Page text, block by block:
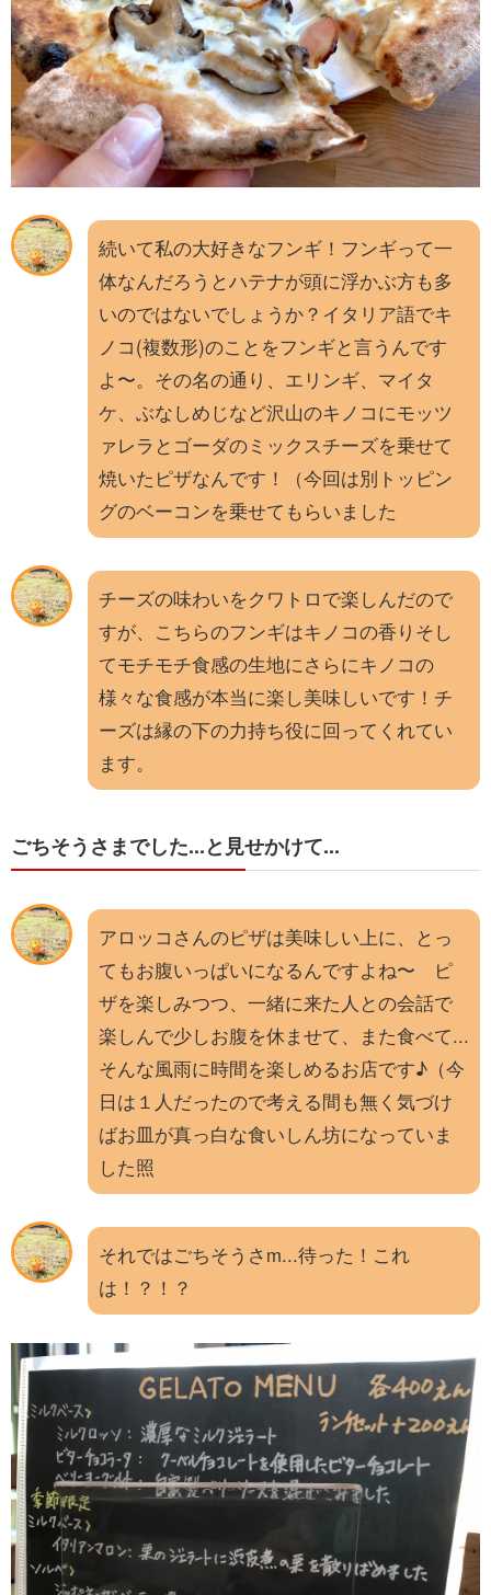
続いて私の大好きなフンギ！フンギって一
体なんだろうとハテナが頭に浮かぶ方も多
いのではないでしょうか？イタリア語でキ
ノコ(複数形)のことをフンギと言うんです
よ〜。その名の通り、エリンギ、マイタ
ケ、ぶなしめじなど沢山のキノコにモッツ
ァレラとゴーダのミックスチーズを乗せて
焼いたピザなんです！（今回は別トッピン
グのベーコンを乗せてもらいました
チーズの味わいをクワトロで楽しんだので
すが、こちらのフンギはキノコの香りそし
てモチモチ食感の生地にさらにキノコの
様々な食感が本当に楽し美味しいです！チ
ーズは縁の下の力持ち役に回ってくれてい
ます。
ごちそうさまでした...と見せかけて...
アロッコさんのピザは美味しい上に、とっ
てもお腹いっぱいになるんですよね〜 ピ
ザを楽しみつつ、一緒に来た人との会話で
楽しんで少しお腹を休ませて、また食べて...
そんな風雨に時間を楽しめるお店です♪（今
日は１人だったので考える間も無く気づけ
ばお皿が真っ白な食いしん坊になっていま
した照
それではごちそうさm...待った！これ
は！？！？